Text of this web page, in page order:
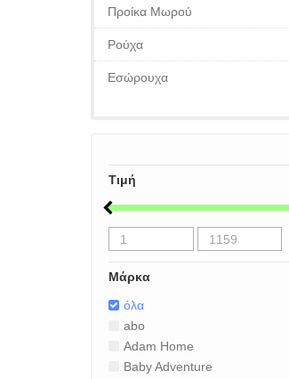
Προίκα Μωρού
Ρούχα
Εσώρουχα
Τιμή
Μάρκα
όλα
abo
Adam Home
Baby Adventure